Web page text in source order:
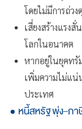
โดยไม่มีการถ่ว
เสี่ยงสร้างแรง
โลกในอนาคต
หากอยู่ในยุคทรั
เพิ่มความไม่แน่
ประเทศ
หนี้สหรัฐ พุ่ง–ภา